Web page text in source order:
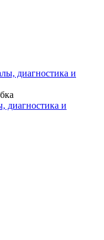
диагностика и